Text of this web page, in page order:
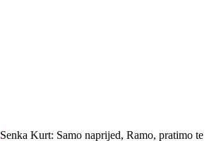
Senka Kurt: Samo naprijed, Ramo, pratimo te